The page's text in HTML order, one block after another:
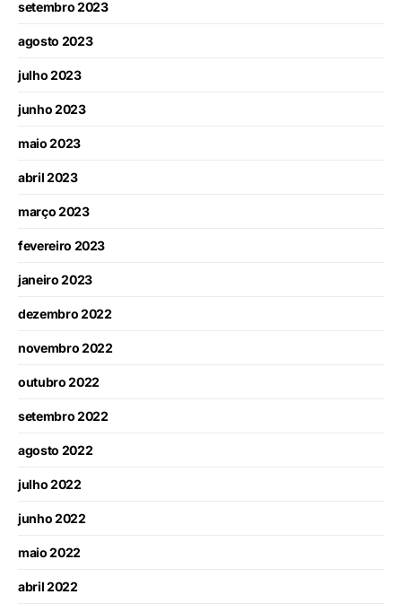
setembro 2023
agosto 2023
julho 2023
junho 2023
maio 2023
abril 2023
março 2023
fevereiro 2023
janeiro 2023
dezembro 2022
novembro 2022
outubro 2022
setembro 2022
agosto 2022
julho 2022
junho 2022
maio 2022
abril 2022